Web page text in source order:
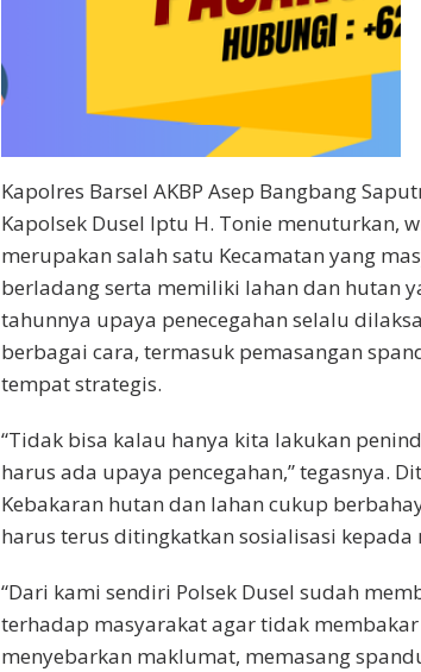
Kapolres Barsel AKBP Asep Bangbang
Kapolsek Dusel Iptu H. Tonie menuturkan,
merupakan salah satu Kecamatan yang
berladang serta memiliki lahan dan hutan
tahunnya upaya penecegahan selalu
berbagai cara, termasuk pemasangan
tempat strategis.
“Tidak bisa kalau hanya kita lakukan
harus ada upaya pencegahan,” tegasnya.
Kebakaran hutan dan lahan cukup
harus terus ditingkatkan sosialisasi kepada
“Dari kami sendiri Polsek Dusel sudah
terhadap masyarakat agar tidak
menyebarkan maklumat, memasang